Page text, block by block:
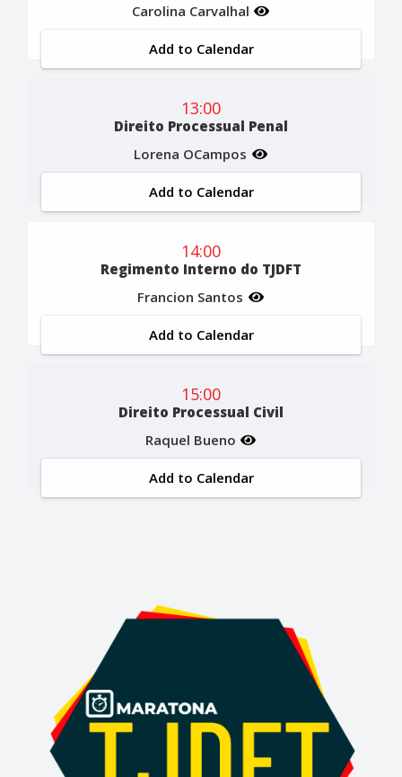
Carolina Carvalhal
Add to Calendar
13:00
Direito Processual Penal
Lorena OCampos
Add to Calendar
14:00
Regimento Interno do TJDFT
Francion Santos
Add to Calendar
15:00
Direito Processual Civil
Raquel Bueno
Add to Calendar